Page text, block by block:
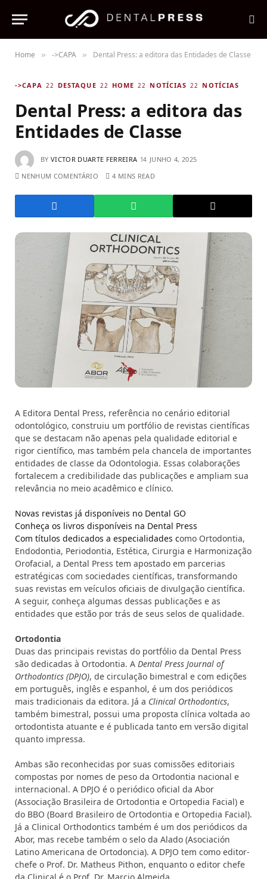
Home » ->CAPA » Dental Press: a editora das Entidades de Classe
->CAPA DESTAQUE HOME NOTÍCIAS NOTÍCIAS
Dental Press: a editora das
Entidades de Classe
BY VICTOR DUARTE FERREIRA
JUNHO 4, 2025
NENHUM COMENTÁRIO
4 MINS READ
A Editora Dental Press, referência no cenário editorial
odontológico, construiu um portfólio de revistas científicas
que se destacam não apenas pela qualidade editorial e
rigor científico, mas também pela chancela de importantes
entidades de classe da Odontologia. Essas colaborações
fortalecem a credibilidade das publicações e ampliam sua
relevância no meio acadêmico e clínico.
Novas revistas já disponíveis no Dental GO
Conheça os livros disponíveis na Dental Press
Com títulos dedicados a especialidades como Ortodontia,
Endodontia, Periodontia, Estética, Cirurgia e Harmonização
Orofacial, a Dental Press tem apostado em parcerias
estratégicas com sociedades científicas, transformando
suas revistas em veículos oficiais de divulgação científica.
A seguir, conheça algumas dessas publicações e as
entidades que estão por trás de seus selos de qualidade.
Ortodontia
Duas das principais revistas do portfólio da Dental Press
são dedicadas à Ortodontia. A Dental Press Journal of
Orthodontics (DPJO), de circulação bimestral e com edições
em português, inglês e espanhol, é um dos periódicos
mais tradicionais da editora. Já a Clinical Orthodontics,
também bimestral, possui uma proposta clínica voltada ao
ortodontista atuante e é publicada tanto em versão digital
quanto impressa.
Ambas são reconhecidas por suas comissões editoriais
compostas por nomes de peso da Ortodontia nacional e
internacional. A DPJO é o periódico oficial da Abor
(Associação Brasileira de Ortodontia e Ortopedia Facial) e
do BBO (Board Brasileiro de Ortodontia e Ortopedia Facial).
Já a Clinical Orthodontics também é um dos periódicos da
Abor, mas recebe também o selo da Alado (Asociación
Latino Americana de Ortodoncia). A DPJO tem como editor-
chefe o Prof. Dr. Matheus Pithon, enquanto o editor chefe